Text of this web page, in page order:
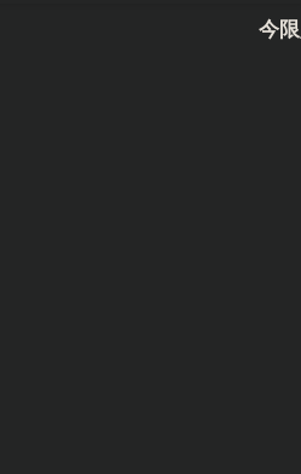
今限定の